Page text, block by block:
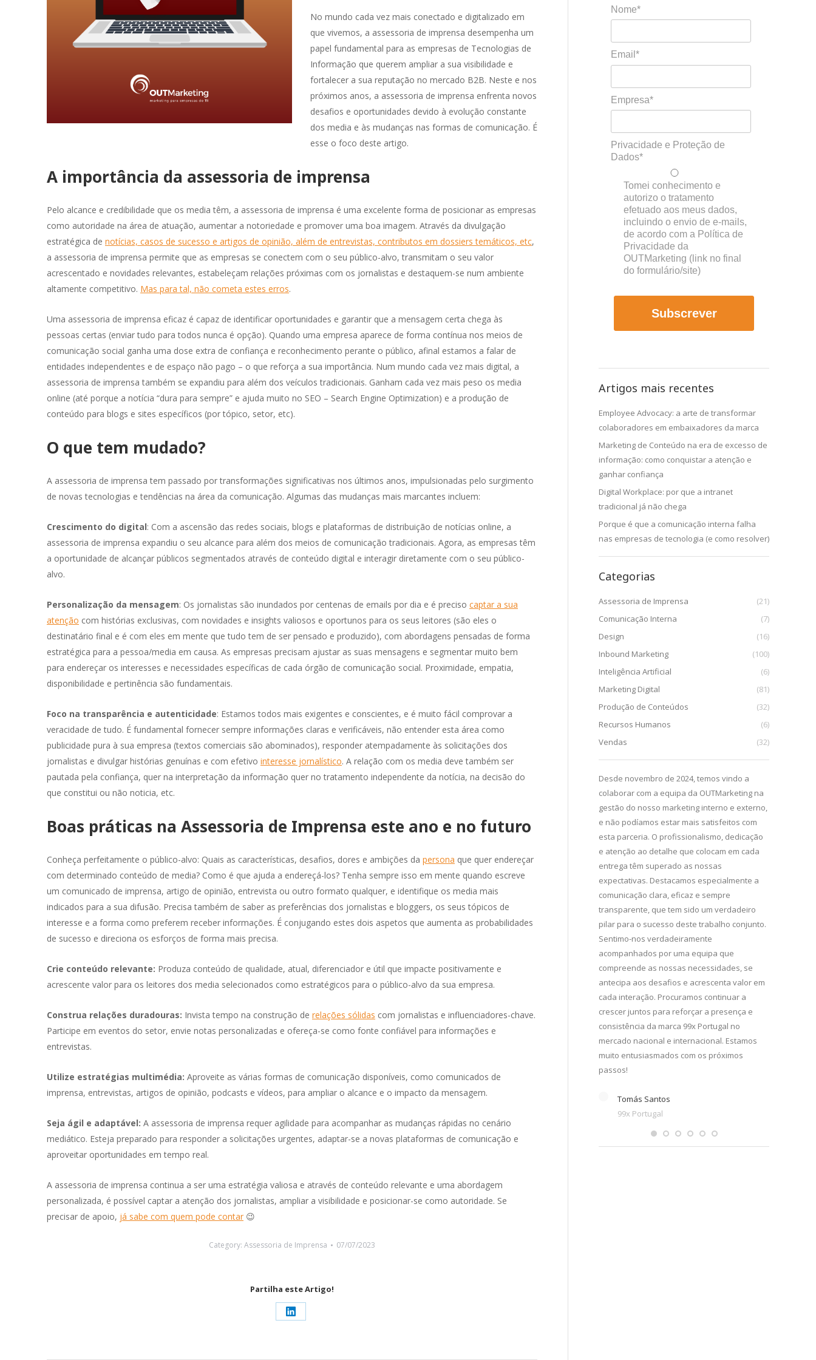
No mundo cada vez mais conectado e digitalizado em
que vivemos, a assessoria de imprensa desempenha um
papel fundamental para as empresas de Tecnologias de
Informação que querem ampliar a sua visibilidade e
fortalecer a sua reputação no mercado B2B. Neste e nos
próximos anos, a assessoria de imprensa enfrenta novos
desafios e oportunidades devido à evolução constante
dos media e às mudanças nas formas de comunicação. É
esse o foco deste artigo.
A importância da assessoria de imprensa
Pelo alcance e credibilidade que os media têm, a assessoria de imprensa é uma excelente forma de posicionar as empresas
como autoridade na área de atuação, aumentar a notoriedade e promover uma boa imagem. Através da divulgação
estratégica de notícias, casos de sucesso e artigos de opinião, além de entrevistas, contributos em dossiers temáticos, etc,
a assessoria de imprensa permite que as empresas se conectem com o seu público-alvo, transmitam o seu valor
acrescentado e novidades relevantes, estabeleçam relações próximas com os jornalistas e destaquem-se num ambiente
altamente competitivo. Mas para tal, não cometa estes erros.
Uma assessoria de imprensa eficaz é capaz de identificar oportunidades e garantir que a mensagem certa chega às
pessoas certas (enviar tudo para todos nunca é opção). Quando uma empresa aparece de forma contínua nos meios de
comunicação social ganha uma dose extra de confiança e reconhecimento perante o público, afinal estamos a falar de
entidades independentes e de espaço não pago – o que reforça a sua importância. Num mundo cada vez mais digital, a
assessoria de imprensa também se expandiu para além dos veículos tradicionais. Ganham cada vez mais peso os media
online (até porque a notícia “dura para sempre” e ajuda muito no SEO – Search Engine Optimization) e a produção de
conteúdo para blogs e sites específicos (por tópico, setor, etc).
O que tem mudado?
A assessoria de imprensa tem passado por transformações significativas nos últimos anos, impulsionadas pelo surgimento
de novas tecnologias e tendências na área da comunicação. Algumas das mudanças mais marcantes incluem:
Crescimento do digital: Com a ascensão das redes sociais, blogs e plataformas de distribuição de notícias online, a
assessoria de imprensa expandiu o seu alcance para além dos meios de comunicação tradicionais. Agora, as empresas têm
a oportunidade de alcançar públicos segmentados através de conteúdo digital e interagir diretamente com o seu público-
alvo.
Personalização da mensagem: Os jornalistas são inundados por centenas de emails por dia e é preciso captar a sua
atenção com histórias exclusivas, com novidades e insights valiosos e oportunos para os seus leitores (são eles o
destinatário final e é com eles em mente que tudo tem de ser pensado e produzido), com abordagens pensadas de forma
estratégica para a pessoa/media em causa. As empresas precisam ajustar as suas mensagens e segmentar muito bem
para endereçar os interesses e necessidades específicas de cada órgão de comunicação social. Proximidade, empatia,
disponibilidade e pertinência são fundamentais.
Foco na transparência e autenticidade: Estamos todos mais exigentes e conscientes, e é muito fácil comprovar a
veracidade de tudo. É fundamental fornecer sempre informações claras e verificáveis, não entender esta área como
publicidade pura à sua empresa (textos comerciais são abominados), responder atempadamente às solicitações dos
jornalistas e divulgar histórias genuínas e com efetivo interesse jornalístico. A relação com os media deve também ser
pautada pela confiança, quer na interpretação da informação quer no tratamento independente da notícia, na decisão do
que constitui ou não noticia, etc.
Boas práticas na Assessoria de Imprensa este ano e no futuro
Conheça perfeitamente o público-alvo: Quais as características, desafios, dores e ambições da persona que quer endereçar
com determinado conteúdo de media? Como é que ajuda a endereçá-los? Tenha sempre isso em mente quando escreve
um comunicado de imprensa, artigo de opinião, entrevista ou outro formato qualquer, e identifique os media mais
indicados para a sua difusão. Precisa também de saber as preferências dos jornalistas e bloggers, os seus tópicos de
interesse e a forma como preferem receber informações. É conjugando estes dois aspetos que aumenta as probabilidades
de sucesso e direciona os esforços de forma mais precisa.
Crie conteúdo relevante: Produza conteúdo de qualidade, atual, diferenciador e útil que impacte positivamente e
acrescente valor para os leitores dos media selecionados como estratégicos para o público-alvo da sua empresa.
Construa relações duradouras: Invista tempo na construção de relações sólidas com jornalistas e influenciadores-chave.
Participe em eventos do setor, envie notas personalizadas e ofereça-se como fonte confiável para informações e
entrevistas.
Utilize estratégias multimédia: Aproveite as várias formas de comunicação disponíveis, como comunicados de
imprensa, entrevistas, artigos de opinião, podcasts e vídeos, para ampliar o alcance e o impacto da mensagem.
Seja ágil e adaptável: A assessoria de imprensa requer agilidade para acompanhar as mudanças rápidas no cenário
mediático. Esteja preparado para responder a solicitações urgentes, adaptar-se a novas plataformas de comunicação e
aproveitar oportunidades em tempo real.
A assessoria de imprensa continua a ser uma estratégia valiosa e através de conteúdo relevante e uma abordagem
personalizada, é possível captar a atenção dos jornalistas, ampliar a visibilidade e posicionar-se como autoridade. Se
precisar de apoio, já sabe com quem pode contar 😉
Category: Assessoria de Imprensa 07/07/2023
Partilha este Artigo!
Share
LinkedIn
Nome*
Email*
Empresa*
Privacidade e Proteção de
Dados*
Tomei conhecimento e
autorizo o tratamento
efetuado aos meus dados,
incluindo o envio de e-mails,
de acordo com a Política de
Privacidade da
OUTMarketing (link no final
do formulário/site)
Subscrever
Artigos mais recentes
Employee Advocacy: a arte de transformar
colaboradores em embaixadores da marca
Marketing de Conteúdo na era de excesso de
informação: como conquistar a atenção e
ganhar confiança
Digital Workplace: por que a intranet
tradicional já não chega
Porque é que a comunicação interna falha
nas empresas de tecnologia (e como resolver)
Categorias
Assessoria de Imprensa
(21)
Comunicação Interna
(7)
Design
(16)
Inbound Marketing
(100)
Inteligência Artificial
(6)
Marketing Digital
(81)
Produção de Conteúdos
(32)
Recursos Humanos
(6)
Vendas
(32)
Trabalhar com a OUTMarketing tem sido uma
experiência verdadeiramente
altamente profissional, proativa e sempre
pronta a trazer soluções criativas que
sido fantástico colaborar convosco!
Hugo Jesus
A opção de escolher trabalhar com uma
diria que encontrámos na OUTMarketing uma
equipa e interlocução muito atenta e focada
é uma comunicação ágil mas com
planeamento, que nos posiciona enquanto
novo player tanto ao nível da atração de
pessoas como no mercado onde estamos
focados.
Luza Tecnologia
A Visor.ai vê na OUTMarketing uma parceria
marketing. Além disso, a OUTMarketing tem
interesses da Visor.ai. Esta parceria resultou
num crescimento de leads e brand
awareness para a marca Visor.ai nacional e
internacionalmente.
Desde novembro de 2024, temos vindo a
colaborar com a equipa da OUTMarketing na
gestão do nosso marketing interno e externo,
e não podíamos estar mais satisfeitos com
esta parceria. O profissionalismo, dedicação
e atenção ao detalhe que colocam em cada
entrega têm superado as nossas
expectativas. Destacamos especialmente a
comunicação clara, eficaz e sempre
transparente, que tem sido um verdadeiro
pilar para o sucesso deste trabalho conjunto.
Sentimo-nos verdadeiramente
acompanhados por uma equipa que
compreende as nossas necessidades, se
antecipa aos desafios e acrescenta valor em
cada interação. Procuramos continuar a
crescer juntos para reforçar a presença e
consistência da marca 99x Portugal no
mercado nacional e internacional. Estamos
muito entusiasmados com os próximos
passos!
Tomás Santos
99x Portugal